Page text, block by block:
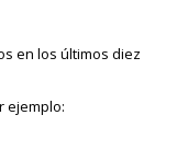
en los últimos diez
ejemplo: